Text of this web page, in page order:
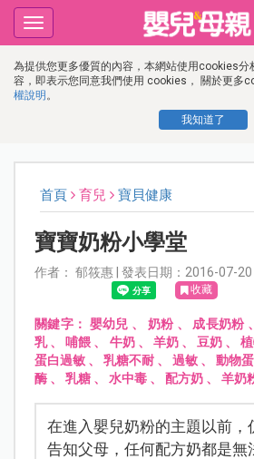
為提供您更多優質的內容，本網站使用cookies分
容，即表示您同意我們使用 cookies， 關於更多
權說明 。
我知道了
Toggle
navigation
首頁 育兒 寶貝健康
寶寶奶粉小學堂
作者： 郁筱惠 | 發表日期：2016-07-20
收藏
關鍵字： 嬰幼兒 、 奶粉、 成長奶粉
乳、 哺餵 、 牛奶、 羊奶、 豆奶 、
蛋白過敏 、乳糖不耐 、過敏 、動物
酶、 乳糖、 水中毒、 配方奶、 羊奶
在進入嬰兒奶粉的主題以前，
告知父母，任何配方奶都是無